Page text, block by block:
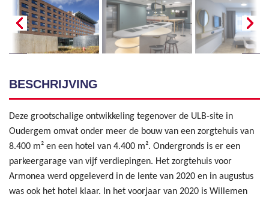
BESCHRIJVING
Deze grootschalige ontwikkeling tegenover de ULB-site in
Oudergem omvat onder meer de bouw van een zorgtehuis van
8.400 m² en een hotel van 4.400 m². Ondergronds is er een
parkeergarage van vijf verdiepingen. Het zorgtehuis voor
Armonea werd opgeleverd in de lente van 2020 en in augustus
was ook het hotel klaar. In het voorjaar van 2020 is Willemen